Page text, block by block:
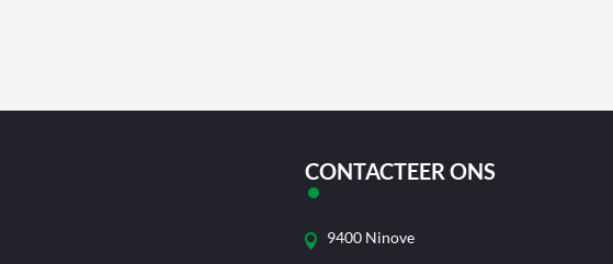
CONTACTEER ONS
9400 Ninove